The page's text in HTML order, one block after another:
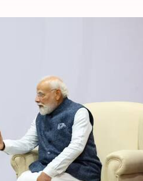
रुपये-येन में
दौरे पर हैं। प्रधानमंत्री
के साथ द्विपक्षीय बैठक